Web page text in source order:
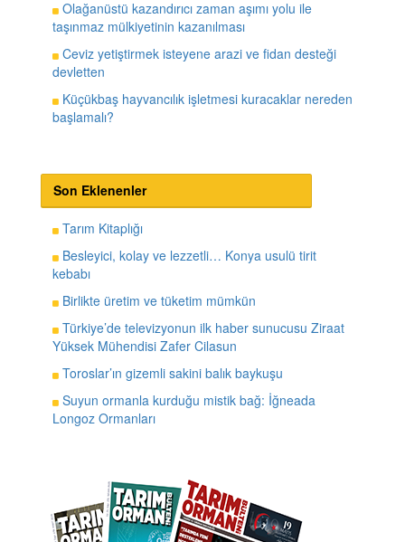
Olağanüstü kazandırıcı zaman aşımı yolu ile
taşınmaz mülkiyetinin kazanılması
Ceviz yetiştirmek isteyene arazi ve fidan desteği
devletten
Küçükbaş hayvancılık işletmesi kuracaklar nereden
başlamalı?
Son Eklenenler
Tarım Kitaplığı
Besleyici, kolay ve lezzetli… Konya usulü tirit
kebabı
Birlikte üretim ve tüketim mümkün
Türkiye’de televizyonun ilk haber sunucusu Ziraat
Yüksek Mühendisi Zafer Cilasun
Toroslar’ın gizemli sakini balık baykuşu
Suyun ormanla kurduğu mistik bağ: İğneada
Longoz Ormanları